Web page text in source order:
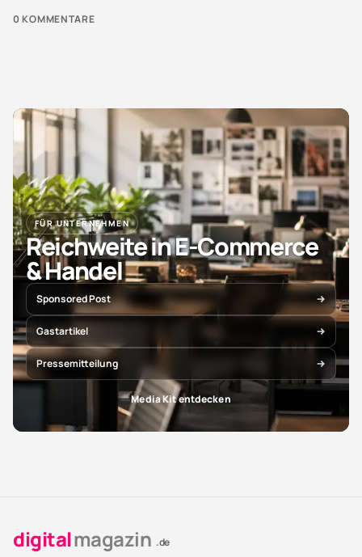
0 KOMMENTARE
FÜR UNTERNEHMEN
Reichweite in E-Commerce
& Handel
Sponsored Post
Gastartikel
Pressemitteilung
Media Kit entdecken
digitalmagazin .de